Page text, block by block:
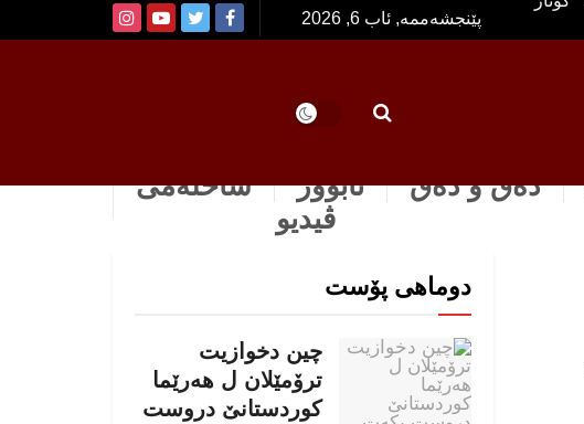
پێنجشەممە, ئاب 6, 2026
دەق و دەق ئابوور
ساخله‌می
ڤیدیو
دوماهی پۆست
چین دخوازیت
ترۆمێلان ل هەرێما
كوردستانێ دروست